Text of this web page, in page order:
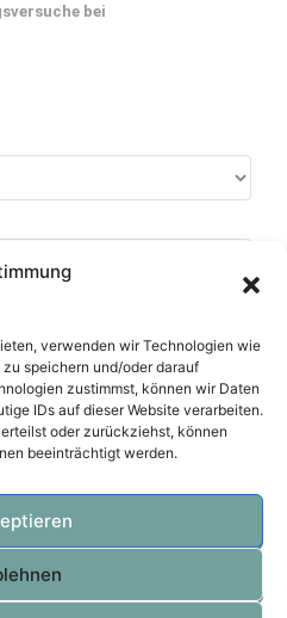
verwenden wir Technologien wie
speichern und/oder darauf
zustimmst, können wir Daten
IDs auf dieser Website verarbeiten.
oder zurückziehst, können
beeinträchtigt werden.
bei